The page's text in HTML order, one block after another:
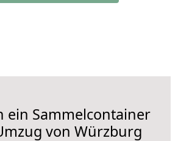
ein Sammelcontainer
von Würzburg